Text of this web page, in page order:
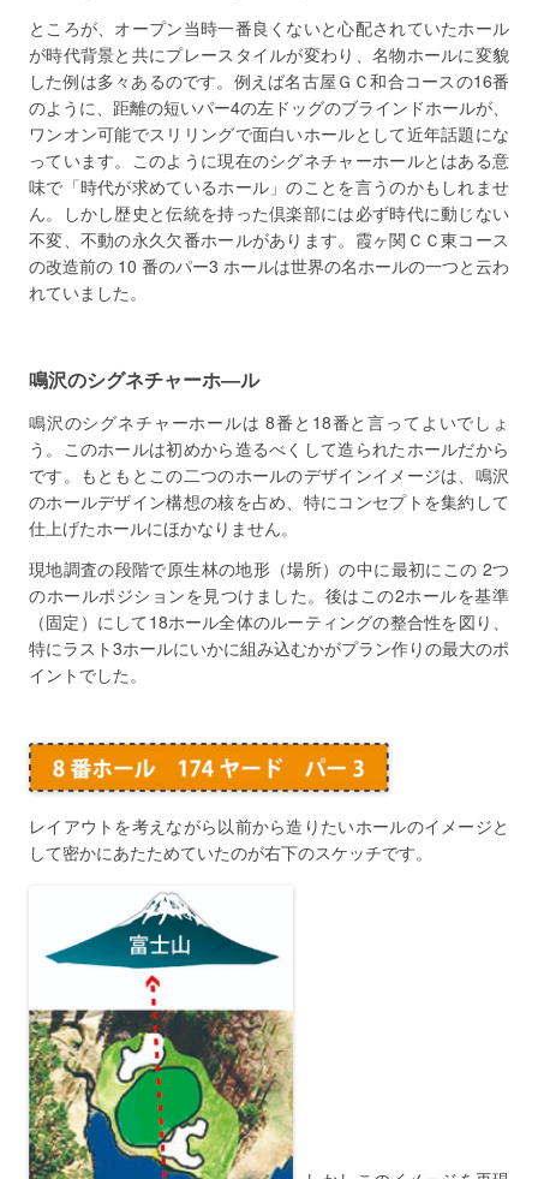
ところが、オープン当時一番良くないと心配されていたホール
が時代背景と共にプレースタイルが変わり、名物ホールに変貌
した例は多々あるのです。例えば名古屋ＧＣ和合コースの16番
のように、距離の短いパー4の左ドッグのブラインドホールが、
ワンオン可能でスリリングで面白いホールとして近年話題にな
っています。このように現在のシグネチャーホールとはある意
味で「時代が求めているホール」のことを言うのかもしれませ
ん。しかし歴史と伝統を持った倶楽部には必ず時代に動じない
不変、不動の永久欠番ホールがあります。霞ヶ関ＣＣ東コース
の改造前の 10 番のパー3 ホールは世界の名ホールの一つと云わ
れていました。
鳴沢のシグネチャーホ―ル
鳴沢のシグネチャーホールは 8番と18番と言ってよいでしょ
う。このホールは初めから造るべくして造られたホールだから
です。もともとこの二つのホールのデザインイメージは、鳴沢
のホールデザイン構想の核を占め、特にコンセプトを集約して
仕上げたホールにほかなりません。
現地調査の段階で原生林の地形（場所）の中に最初にこの 2つ
のホールポジションを見つけました。後はこの2ホールを基準
（固定）にして18ホール全体のルーティングの整合性を図り、
特にラスト3ホールにいかに組み込むかがプラン作りの最大のポ
イントでした。
レイアウトを考えながら以前から造りたいホールのイメージと
して密かにあたためていたのが右下のスケッチです。